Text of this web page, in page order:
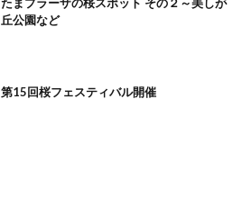
丘公園など
第15回桜フェスティバル開催